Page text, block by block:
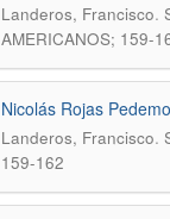
Landeros, Francisco.
AMERICANOS; 159-
Nicolás Rojas
Landeros, Francisco.
159-162